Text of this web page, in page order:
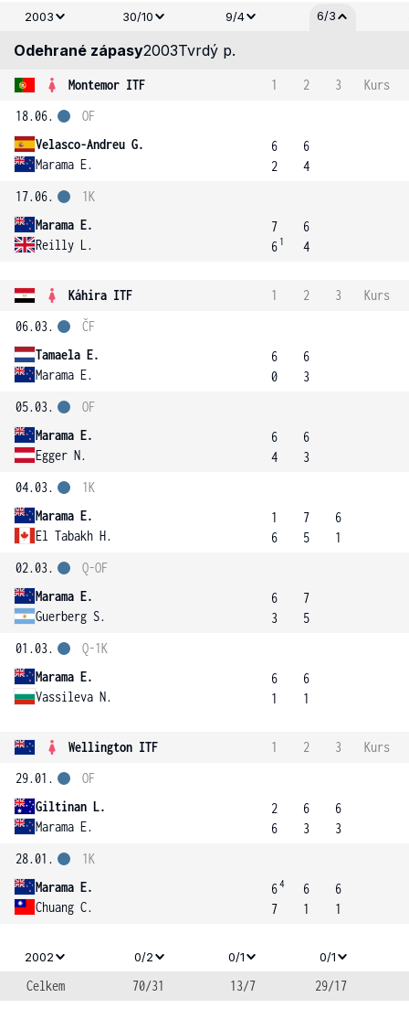
2003
30/10 9/4 6/3
Odehrané zápasy2003Tvrdý p.
Montemor ITF 1 2 3
Kurs
18.06.
Velasco-Andreu G.
Marama E.
OF
6
2
6
4
17.06.
Marama E.
Reilly L.
1K
7
6 1
6
4
Káhira ITF 1 2 3
Kurs
06.03.
Tamaela E.
Marama E.
ČF
6
0
6
3
05.03.
Marama E.
Egger N.
OF
6
4
6
3
04.03.
Marama E.
El Tabakh H.
1K
1
6
7
5
6
1
02.03.
Marama E.
Guerberg S.
Q-OF
6
3
7
5
01.03.
Marama E.
Vassileva N.
Q-1K
6
1
6
1
Wellington ITF 1 2 3
Kurs
29.01.
Giltinan L.
Marama E.
OF
2
6
6
3
6
3
28.01.
Marama E.
Chuang C.
1K
64
7
6
1
6
1
2002 0/2 0/1 0/1
Celkem 70/31 13/7 29/17